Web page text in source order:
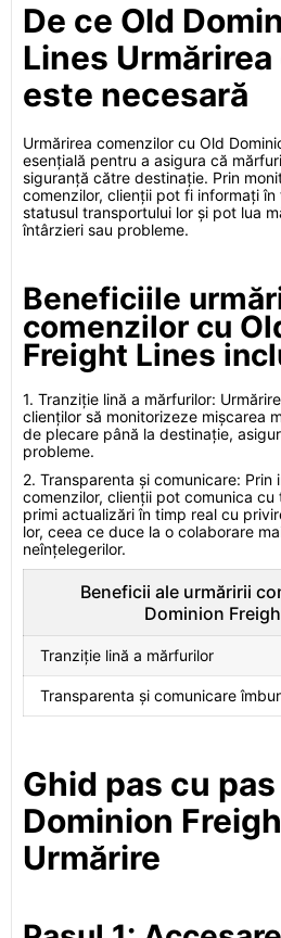
De ce Old
Lines
este necesară
Urmărirea comenzilor cu Old
esențială pentru a asigura că
siguranță către destinație. Prin
comenzilor, clienții pot fi informați
statusul transportului lor și pot lua
întârzieri sau probleme.
Beneficiile
comenzilor cu
Freight Lines
1. Tranziție lină a mărfurilor:
clienților să monitorizeze mișcarea
de plecare până la destinație,
probleme.
2. Transparenta și comunicare: Prin
comenzilor, clienții pot comunica
primi actualizări în timp real cu
lor, ceea ce duce la o colaborare
neînțelegerilor.
Beneficii ale urmăririi
Dominion
Tranziție lină a mărfurilor
Transparenta și comunicare
Ghid pas cu
Dominion
Urmărire